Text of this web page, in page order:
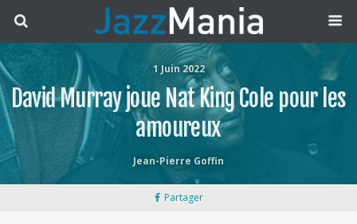
1 Juin 2022
David Murray joue Nat King Cole pour les
amoureux
Jean-Pierre Goffin
Partager